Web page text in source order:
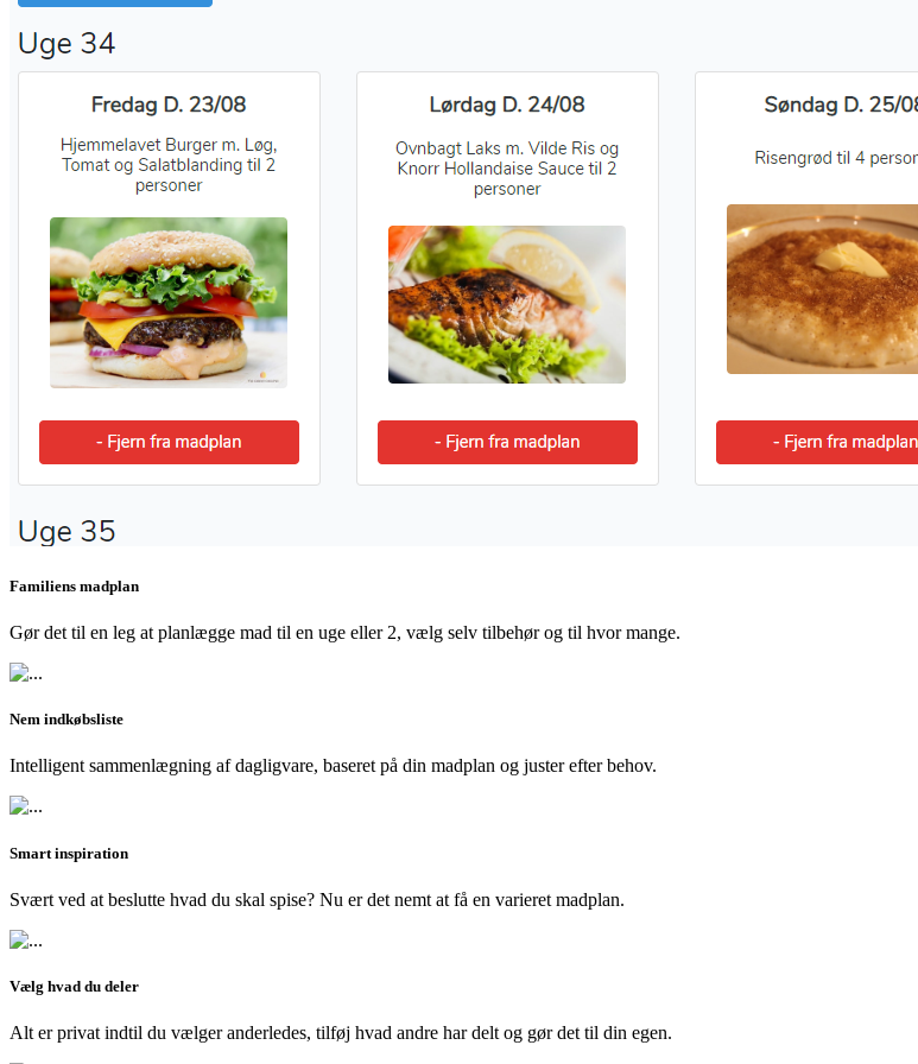
Familiens madplan
Gør det til en leg at planlægge mad til en uge eller 2, vælg selv tilbehør og til hvor mange.
Nem indkøbsliste
Intelligent sammenlægning af dagligvare, baseret på din madplan og juster efter behov.
Smart inspiration
Svært ved at beslutte hvad du skal spise? Nu er det nemt at få en varieret madplan.
Vælg hvad du deler
Alt er privat indtil du vælger anderledes, tilføj hvad andre har delt og gør det til din egen.